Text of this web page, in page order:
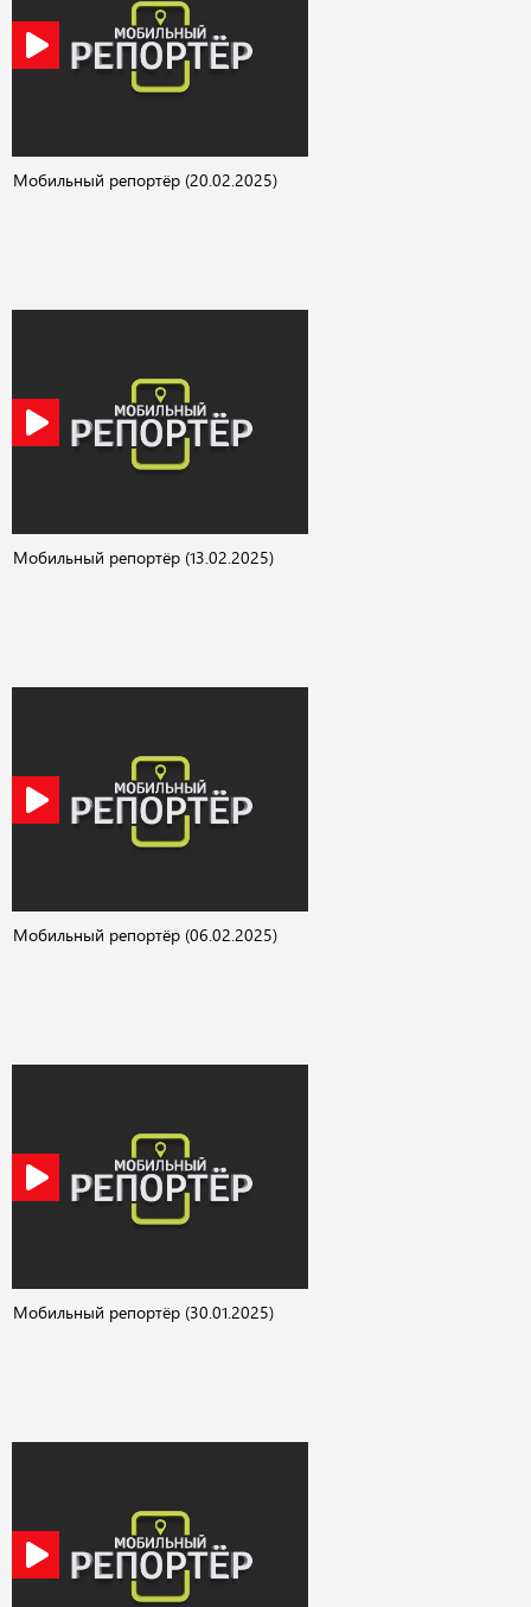
Мобильный репортёр (20.02.2025)
Мобильный репортёр (13.02.2025)
Мобильный репортёр (06.02.2025)
Мобильный репортёр (30.01.2025)